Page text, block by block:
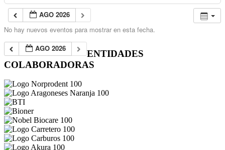
AGO 2026
No hay nuevos eventos para mostrar en esta fecha.
AGO 2026
ENTIDADES
COLABORADORAS